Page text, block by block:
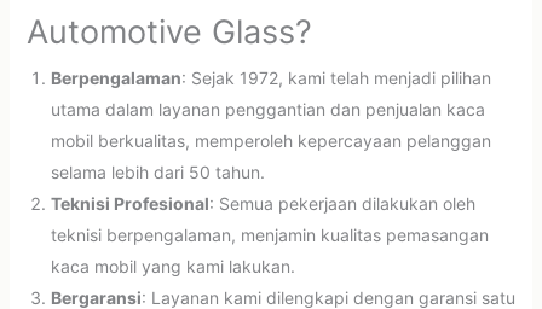
Automotive Glass?
Berpengalaman: Sejak 1972, kami telah menjadi pilihan
utama dalam layanan penggantian dan penjualan kaca
mobil berkualitas, memperoleh kepercayaan pelanggan
selama lebih dari 50 tahun.
Teknisi Profesional: Semua pekerjaan dilakukan oleh
teknisi berpengalaman, menjamin kualitas pemasangan
kaca mobil yang kami lakukan.
Bergaransi: Layanan kami dilengkapi dengan garansi satu